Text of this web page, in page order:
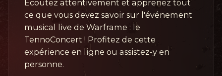
Écoutez attentivement et apprenez tout
ce que vous devez savoir sur l'événement
musical live de Warframe : le
TennoConcert ! Profitez de cette
expérience en ligne ou assistez-y en
personne.